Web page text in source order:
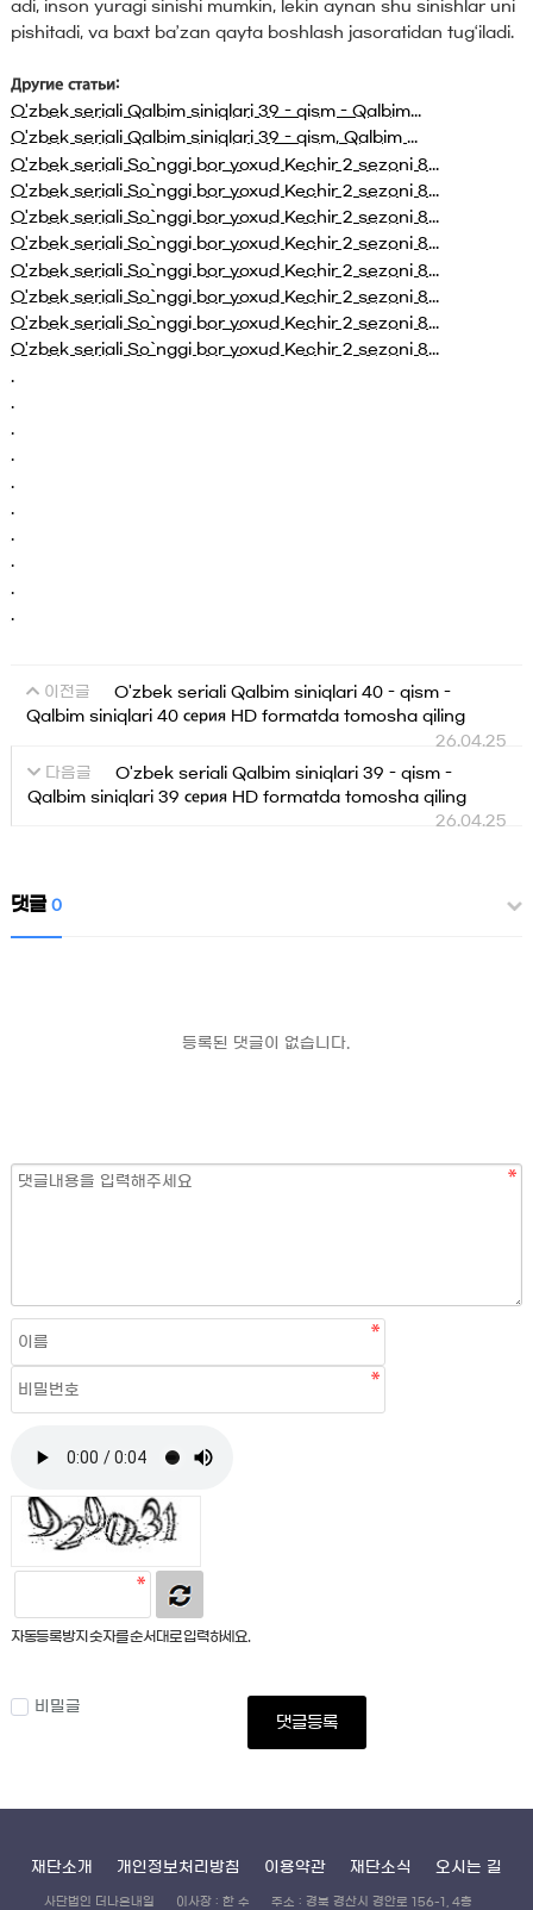
adi, inson yuragi sinishi mumkin, lekin aynan shu sinishlar uni
pishitadi, va baxt ba’zan qayta boshlash jasoratidan tug‘iladi.
Другие статьи:
O'zbek seriali Qalbim siniqlari 39 - qism - Qalbim...
O'zbek seriali Qalbim siniqlari 39 - qism, Qalbim ...
O'zbek seriali So`nggi bor yoxud Kechir 2 sezoni 8...
O'zbek seriali So`nggi bor yoxud Kechir 2 sezoni 8...
O'zbek seriali So`nggi bor yoxud Kechir 2 sezoni 8...
O'zbek seriali So`nggi bor yoxud Kechir 2 sezoni 8...
O'zbek seriali So`nggi bor yoxud Kechir 2 sezoni 8...
O'zbek seriali So`nggi bor yoxud Kechir 2 sezoni 8...
O'zbek seriali So`nggi bor yoxud Kechir 2 sezoni 8...
O'zbek seriali So`nggi bor yoxud Kechir 2 sezoni 8...
.
.
.
.
.
.
.
.
.
.
이전글
O'zbek seriali Qalbim siniqlari 40 - qism -
Qalbim siniqlari 40 серия HD formatda tomosha qiling
26.04.25
다음글
O'zbek seriali Qalbim siniqlari 39 - qism -
Qalbim siniqlari 39 серия HD formatda tomosha qiling
26.04.25
댓글0
등록된 댓글이 없습니다.
자동등록방지 숫자를 순서대로 입력하세요.
비밀글
댓글등록
재단소개 개인정보처리방침 이용약관 재단소식 오시는 길
사단법인 더나은내일 이사장 : 한 수 주소 : 경북 경산시 경안로 156-1, 4층